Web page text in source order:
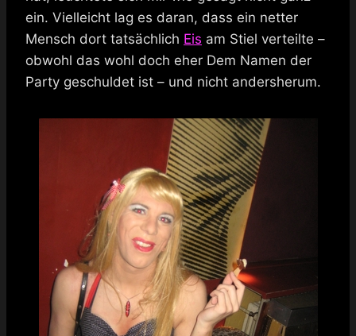
ein. Vielleicht lag es daran, dass ein netter
Mensch dort tatsächlich Eis am Stiel verteilte –
obwohl das wohl doch eher Dem Namen der
Party geschuldet ist – und nicht andersherum.